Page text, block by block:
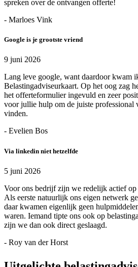
spreken over de ontvangen offerte!
- Marloes Vink
Google is je grootste vriend
9 juni 2026
Lang leve google, want daardoor kwam
Belastingadviseurkaart. Op het oog zag
het offerteformulier ingevuld en zeer
voor jullie hulp om de juiste professional
vinden.
- Evelien Bos
Via linkedin niet hetzelfde
5 juni 2026
Voor ons bedrijf zijn we redelijk actief
Als eerste natuurlijk ons eigen netwerk
daar kwamen eigenlijk geen
waren. Iemand tipte ons ook op
zijn we dan ook direct geslaagd.
- Roy van der Horst